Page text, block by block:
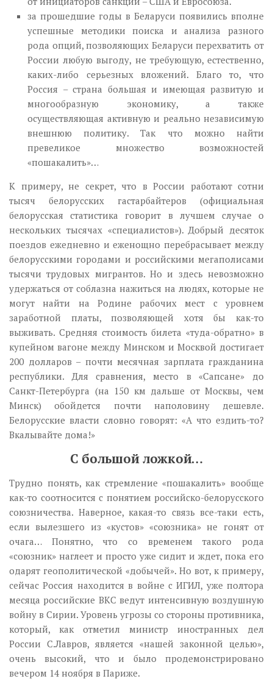
за прошедшие годы в Беларуси появились вполне
успешные методики поиска и анализа разного
рода опций, позволяющих Беларуси перехватить от
России любую выгоду, не требующую, естественно,
каких-либо серьезных вложений. Благо то, что
Россия – страна большая и имеющая развитую и
многообразную экономику, а также
осуществляющая активную и реально независимую
внешнюю политику. Так что можно найти
превеликое множество возможностей
«пошакалить»…
К примеру, не секрет, что в России работают сотни
тысяч белорусских гастарбайтеров (официальная
белорусская статистика говорит в лучшем случае о
нескольких тысячах «специалистов»). Добрый десяток
поездов ежедневно и еженощно перебрасывает между
белорусскими городами и российскими мегаполисами
тысячи трудовых мигрантов. Но и здесь невозможно
удержаться от соблазна нажиться на людях, которые не
могут найти на Родине рабочих мест с уровнем
заработной платы, позволяющей хотя бы как-то
выживать. Средняя стоимость билета «туда-обратно» в
купейном вагоне между Минском и Москвой достигает
200 долларов – почти месячная зарплата гражданина
республики. Для сравнения, место в «Сапсане» до
Санкт-Петербурга (на 150 км дальше от Москвы, чем
Минск) обойдется почти наполовину дешевле.
Белорусские власти словно говорят: «А что ездить-то?
Вкалывайте дома!»
С большой ложкой…
Трудно понять, как стремление «пошакалить» вообще
как-то соотносится с понятием российско-белорусского
союзничества. Наверное, какая-то связь все-таки есть,
если вылезшего из «кустов» «союзника» не гонят от
очага… Понятно, что со временем такого рода
«союзник» наглеет и просто уже сидит и ждет, пока его
одарят геополитической «добычей». Но вот, к примеру,
сейчас Россия находится в войне с ИГИЛ, уже полтора
месяца российские ВКС ведут интенсивную воздушную
войну в Сирии. Уровень угрозы со стороны противника,
который, как отметил министр иностранных дел
России С.Лавров, является «нашей законной целью»,
очень высокий, что и было продемонстрировано
вечером 14 ноября в Париже.